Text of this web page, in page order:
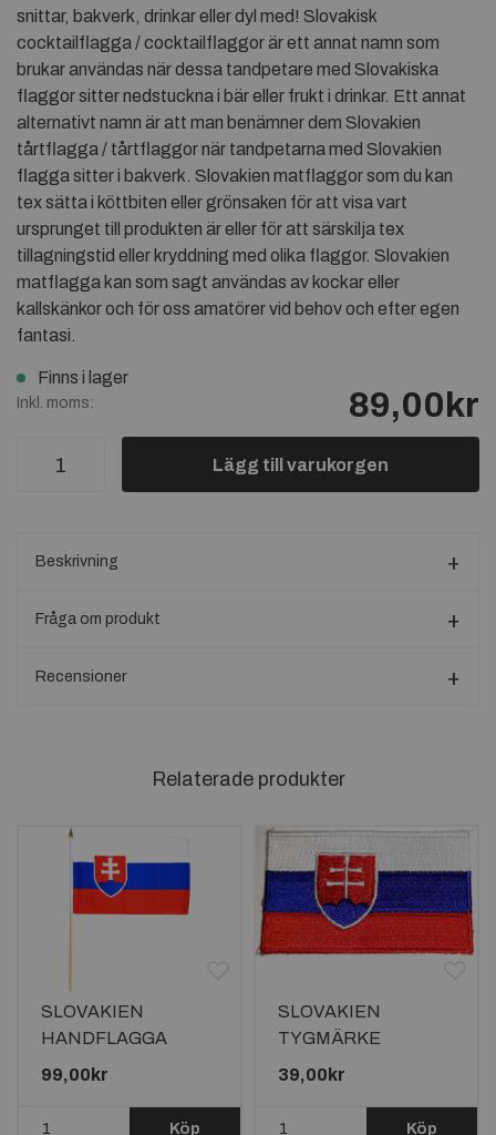
snittar, bakverk, drinkar eller dyl med! Slovakisk
cocktailflagga / cocktailflaggor är ett annat namn som
brukar användas när dessa tandpetare med Slovakiska
flaggor sitter nedstuckna i bär eller frukt i drinkar. Ett annat
alternativt namn är att man benämner dem Slovakien
tårtflagga / tårtflaggor när tandpetarna med Slovakien
flagga sitter i bakverk. Slovakien matflaggor som du kan
tex sätta i köttbiten eller grönsaken för att visa vart
ursprunget till produkten är eller för att särskilja tex
tillagningstid eller kryddning med olika flaggor. Slovakien
matflagga kan som sagt användas av kockar eller
kallskänkor och för oss amatörer vid behov och efter egen
fantasi.
Finns i lager
Inkl. moms: 89,00kr
Lägg till varukorgen
Beskrivning
Fråga om produkt
Recensioner
Relaterade produkter
SLOVAKIEN
HANDFLAGGA
45X30CM
99,00kr
Köp
SLOVAKIEN
TYGMÄRKE
65x38mm
39,00kr
Köp